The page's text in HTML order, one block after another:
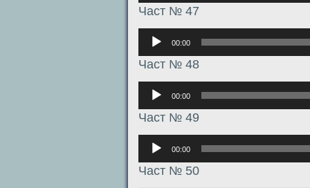
Част № 47
Аудиоплеер
00:00
Част № 48
Аудиоплеер
00:00
Част № 49
Аудиоплеер
00:00
Част № 50